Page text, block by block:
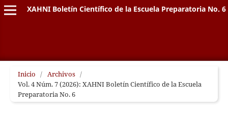
XAHNI Boletín Científico de la Escuela Preparatoria No. 6
Inicio / Archivos /
Vol. 4 Núm. 7 (2026): XAHNI Boletín Científico de la Escuela
Preparatoria No. 6